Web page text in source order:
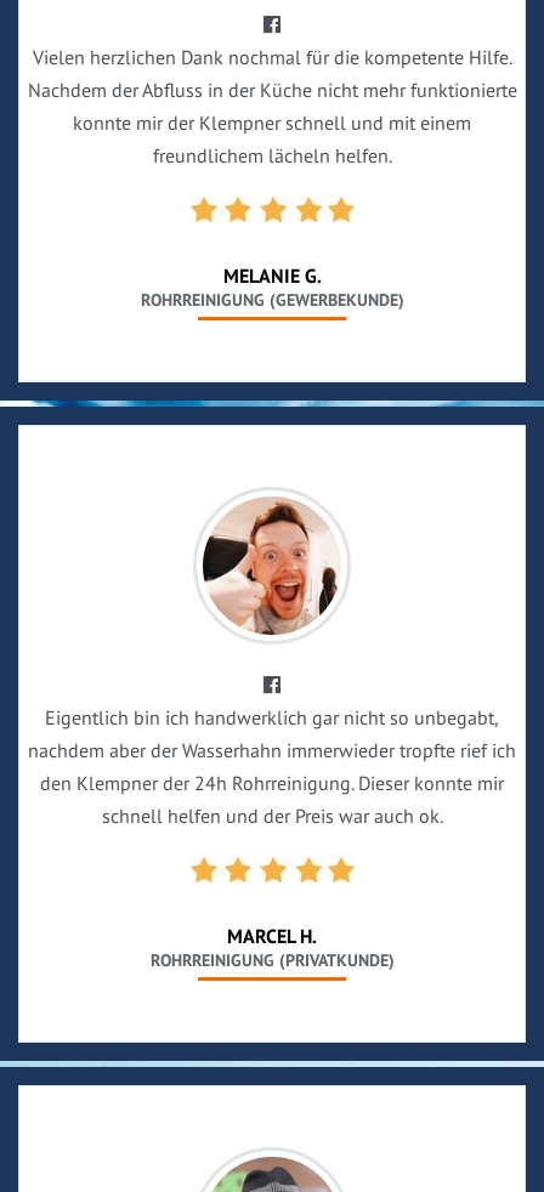
Vielen herzlichen Dank nochmal für die kompetente Hilfe.
Nachdem der Abfluss in der Küche nicht mehr funktionierte
konnte mir der Klempner schnell und mit einem
freundlichem lächeln helfen.
MELANIE G.
ROHRREINIGUNG (GEWERBEKUNDE)
Eigentlich bin ich handwerklich gar nicht so unbegabt,
nachdem aber der Wasserhahn immerwieder tropfte rief ich
den Klempner der 24h Rohrreinigung. Dieser konnte mir
schnell helfen und der Preis war auch ok.
MARCEL H.
ROHRREINIGUNG (PRIVATKUNDE)